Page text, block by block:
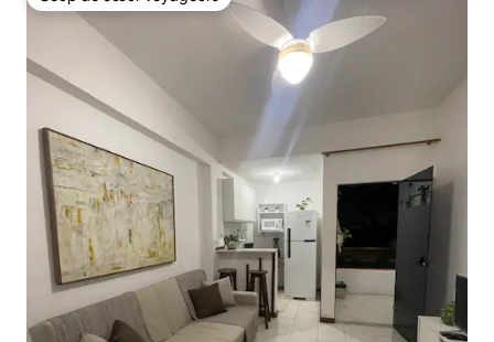
Coup de cœur voyageurs